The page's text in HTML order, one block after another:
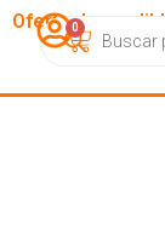
Catálogo
0